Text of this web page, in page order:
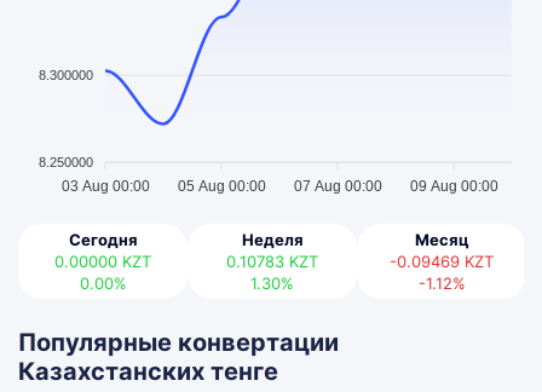
8.300000
8.250000
03 Aug 00:00 05 Aug 00:00 07 Aug 00:00 09 Aug 00:00
Сегодня
0.00000 KZT
0.00%
Неделя
0.10783 KZT
1.30%
Месяц
-0.09469 KZT
-1.12%
Популярные конвертации
Казахстанских тенге